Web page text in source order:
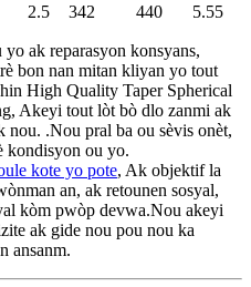
2.5 342 440 5.55
ak reparasyon konsyans,
bon nan mitan kliyan yo tout
High Quality Taper Spherical
Akeyi tout lòt bò dlo zanmi ak
nou. .Nou pral ba ou sèvis onèt,
kondisyon ou yo.
kote yo pote, Ak objektif la
an, ak retounen sosyal,
kòm pwòp devwa.Nou akeyi
ak gide nou pou nou ka
ansanm.